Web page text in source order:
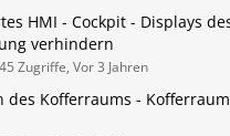
HMI - Cockpit - Displays
verhindern
Zugriffe, Vor 3 Jahren
des Kofferraums -